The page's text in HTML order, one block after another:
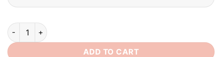
Brautkleid Boho Tüll quantity
ADD TO CART